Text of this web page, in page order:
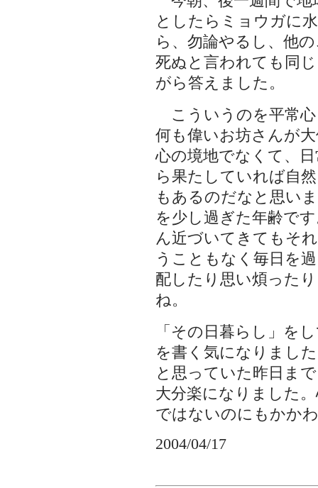
としたらミョウガに
ら、勿論やるし、他
死ぬと言われても同
がら答えました。
こういうのを平常
何も偉いお坊さんが
心の境地でなくて、
ら果たしていれば自
もあるのだなと思い
を少し過ぎた年齢で
ん近づいてきてもそ
うこともなく毎日を
配したり思い煩った
ね。
「その日暮らし」を
を書く気になりまし
と思っていた昨日ま
大分楽になりました
ではないのにもかか
2004/04/17